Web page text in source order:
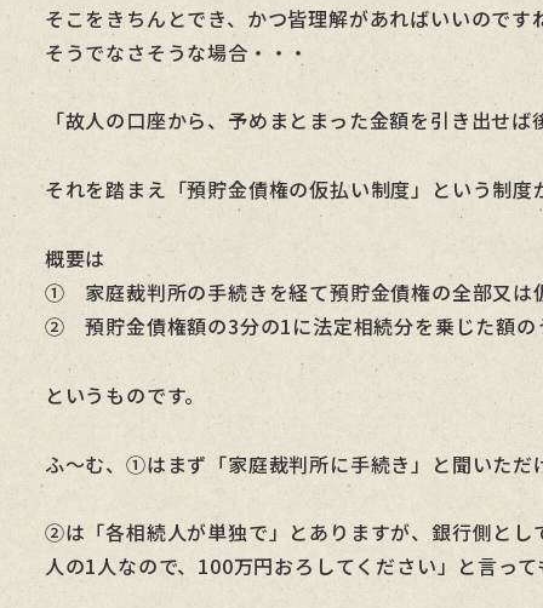
そこをきちんとでき、かつ皆理解があればいいのです
そうでなさそうな場合・・・
「故人の口座から、予めまとまった金額を引き出せ
それを踏まえ「預貯金債権の仮払い制度」という制
概要は
① 家庭裁判所の手続きを経て預貯金債権の全部又は
② 預貯金債権額の3分の1に法定相続分を乗じた額の
というものです。
ふ～む、①はまず「家庭裁判所に手続き」と聞いた
②は「各相続人が単独で」とありますが、銀行側と
人の1人なので、100万円おろしてください」と言っ